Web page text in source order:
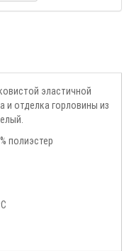
эластичной
и отделка горловины из
полиэстер